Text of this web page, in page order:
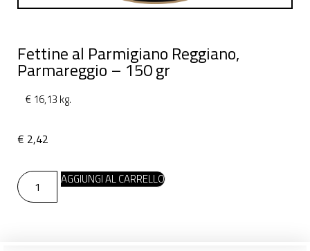
Fettine al Parmigiano Reggiano,
Parmareggio – 150 gr
€ 16,13 kg.
€ 2,42
AGGIUNGI AL CARRELLO